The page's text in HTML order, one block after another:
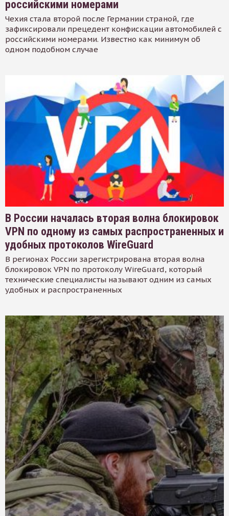
российскими номерами
Чехия стала второй после Германии страной, где
зафиксировали прецедент конфискации автомобилей с
российскими номерами. Известно как минимум об
одном подобном случае
В России началась вторая волна блокировок
VPN по одному из самых распространенных и
удобных протоколов WireGuard
В регионах России зарегистрирована вторая волна
блокировок VPN по протоколу WireGuard, который
технические специалисты называют одним из самых
удобных и распространенных